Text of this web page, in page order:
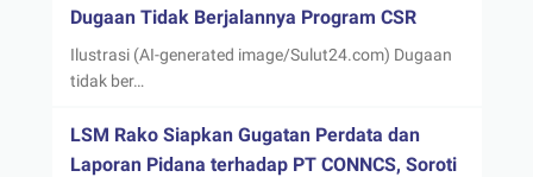
Dugaan Tidak Berjalannya Program CSR
Ilustrasi (AI-generated image/Sulut24.com) Dugaan
tidak ber…
LSM Rako Siapkan Gugatan Perdata dan
Laporan Pidana terhadap PT CONNCS, Soroti